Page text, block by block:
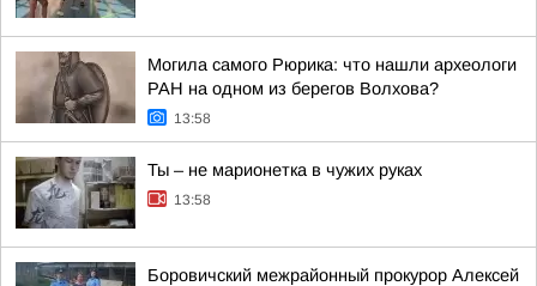
Могила самого Рюрика: что нашли археологи
РАН на одном из берегов Волхова?
13:58
Ты – не марионетка в чужих руках
13:58
Боровичский межрайонный прокурор Алексей